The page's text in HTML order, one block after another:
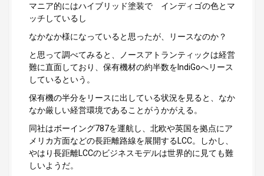
マニア的にはハイブリッド塗装で インディゴの色とマ
ッチしているし
なかなか様になっていると思ったが、リースなのか？
と思って調べてみると、ノースアトランティックは経営
難に直面しており、保有機材の約半数をIndiGoへリース
しているという。
保有機の半分をリースに出している状況を見ると、なか
なか厳しい経営環境であることがうかがえる。
同社はボーイング787を運航し、北欧や英国を拠点にア
メリカ方面などの長距離路線を展開するLCC。しかし、
やはり長距離LCCのビジネスモデルは世界的に見ても難
しいようだ。